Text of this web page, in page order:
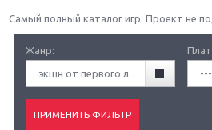
Самый полный каталог игр. Проект не
Жанр:
экшн от первого лица (FPA) ---